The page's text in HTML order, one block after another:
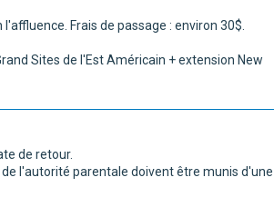
Frais de passage : environ 30$.
Sites de l'Est Américain + extension New
de retour.
l'autorité parentale doivent être munis d'une